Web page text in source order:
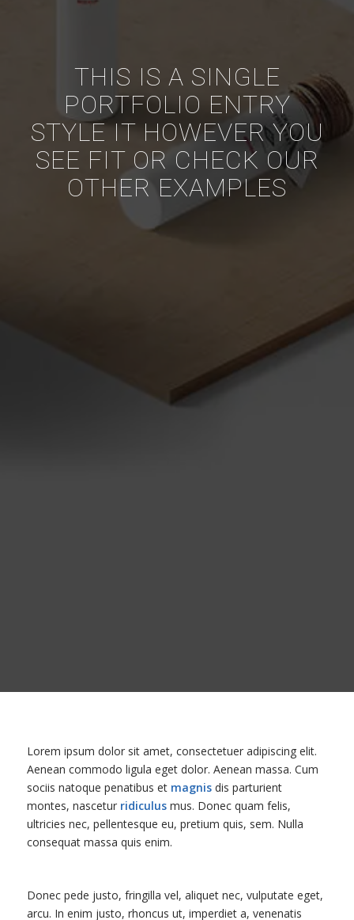
THIS IS A SINGLE
PORTFOLIO ENTRY
STYLE IT HOWEVER YOU
SEE FIT OR CHECK OUR
OTHER EXAMPLES
Lorem ipsum dolor sit amet, consectetuer adipiscing elit.
Aenean commodo ligula eget dolor. Aenean massa. Cum
sociis natoque penatibus et magnisdis parturient
montes, nascetur ridiculusmus. Donec quam felis,
ultricies nec, pellentesque eu, pretium quis, sem. Nulla
consequat massa quis enim.
Donec pede justo, fringilla vel, aliquet nec, vulputate eget,
arcu. In enim justo, rhoncus ut, imperdiet a, venenatis